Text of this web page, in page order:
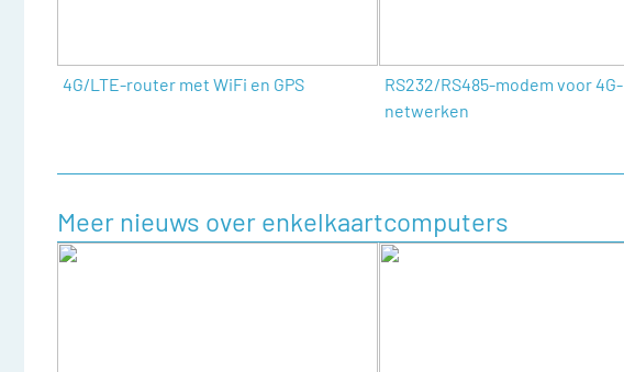
4G/LTE-router met WiFi en GPS
RS232/RS485-modem voor 4G-
netwerken
Meer nieuws over enkelkaartcomputers